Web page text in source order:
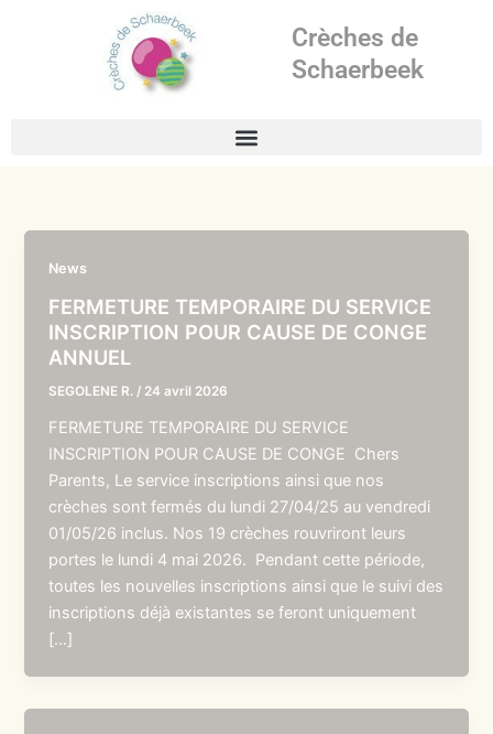
Crèches de
Schaerbeek
News
FERMETURE TEMPORAIRE DU SERVICE
INSCRIPTION POUR CAUSE DE CONGE
ANNUEL
SEGOLENE R. / 24 avril 2026
FERMETURE TEMPORAIRE DU SERVICE
INSCRIPTION POUR CAUSE DE CONGE Chers
Parents, Le service inscriptions ainsi que nos
crèches sont fermés du lundi 27/04/25 au vendredi
01/05/26 inclus. Nos 19 crèches rouvriront leurs
portes le lundi 4 mai 2026. Pendant cette période,
toutes les nouvelles inscriptions ainsi que le suivi des
inscriptions déjà existantes se feront uniquement
[…]